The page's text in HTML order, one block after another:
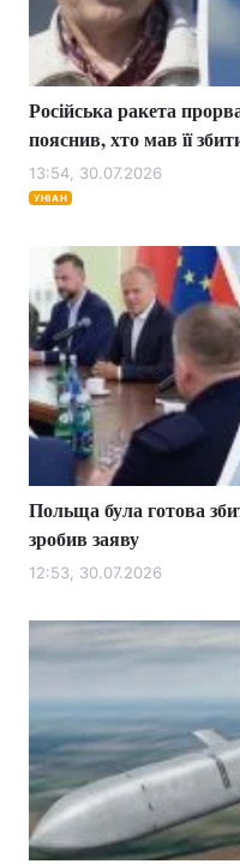
Російська ракета
пояснив, хто мав її
13:54, 30.07.2026
УНІАН
Польща була готова
зробив заяву
12:53, 30.07.2026